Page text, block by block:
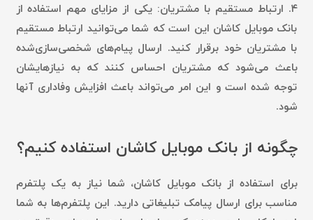
۴. ارتباط مستقیم با مشتریان: یکی از مزایای مهم استفاده از
بانک موبایل کاشان این است که شما می‌توانید ارتباط مستقیم
با مشتریان خود برقرار کنید. ارسال پیام‌های شخصی‌سازی‌شده
باعث می‌شود که مشتریان احساس کنند که به نیازهایشان
توجه شده است و این امر می‌تواند باعث افزایش وفاداری آنها
شود.
چگونه از بانک موبایل کاشان استفاده کنیم؟
برای استفاده از بانک موبایل کاشان، شما نیاز به یک پلتفرم
مناسب برای ارسال پیامک تبلیغاتی دارید. این پلتفرم‌ها به شما